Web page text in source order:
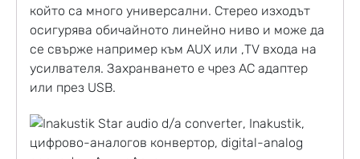
който са много универсални. Стерео изходът
осигурява обичайното линейно ниво и може да
се свърже например към AUX или ‚TV входа на
усилвателя. Захранването е чрез AC адаптер
или през USB.